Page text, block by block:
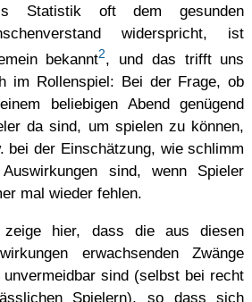
Statistik oft dem gesunden
widerspricht, ist
bekannt2, und das trifft uns
im Rollenspiel: Bei der Frage, ob
beliebigen Abend genügend
da sind, um spielen zu können,
bei der Einschätzung, wie schlimm
sind, wenn Spieler
mal wieder fehlen.
hier, dass die aus diesen
erwachsenden Zwänge
sind (selbst bei recht
Spielern), so dass sich